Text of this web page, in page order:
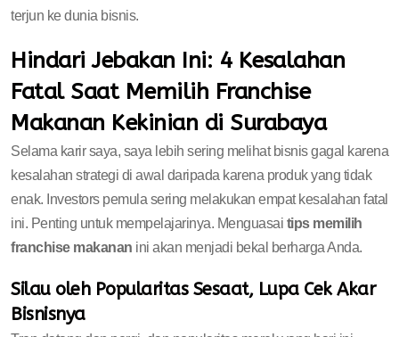
terjun ke dunia bisnis.
Hindari Jebakan Ini: 4 Kesalahan
Fatal Saat Memilih Franchise
Makanan Kekinian di Surabaya
Selama karir saya, saya lebih sering melihat bisnis gagal karena
kesalahan strategi di awal daripada karena produk yang tidak
enak. Investors pemula sering melakukan empat kesalahan fatal
ini. Penting untuk mempelajarinya. Menguasai tips memilih
franchise makanan ini akan menjadi bekal berharga Anda.
Silau oleh Popularitas Sesaat, Lupa Cek Akar
Bisnisnya